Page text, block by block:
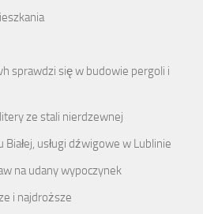
sprawdzi się w budowie pergoli i
ze stali nierdzewnej
usługi dźwigowe w Lublinie
na udany wypoczynek
i najdroższe